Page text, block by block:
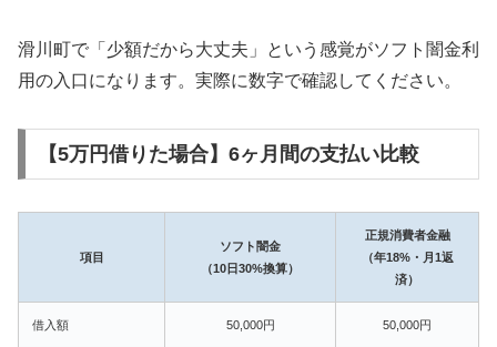
滑川町で「少額だから大丈夫」という感覚がソフト闇金利
用の入口になります。実際に数字で確認してください。
【5万円借りた場合】6ヶ月間の支払い比較
項目
ソフト闇金
（10日30%換算）
正規消費者金融
（年18%・月1返
済）
借入額 50,000円 50,000円